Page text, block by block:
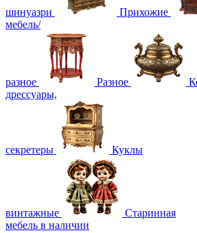
шинуазри Прихожие
мебель/
разное Разное
дрессуары,
секретеры Куклы
винтажные
Старинная
мебель в наличии